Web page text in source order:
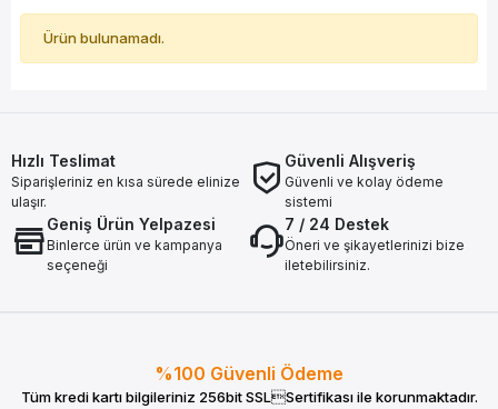
Ürün bulunamadı.
Hızlı Teslimat
Siparişleriniz en kısa sürede elinize
ulaşır.
Güvenli Alışveriş
Güvenli ve kolay ödeme
sistemi
Geniş Ürün Yelpazesi
Binlerce ürün ve kampanya
seçeneği
7 / 24 Destek
Öneri ve şikayetlerinizi bize
iletebilirsiniz.
%100 Güvenli Ödeme
Tüm kredi kartı bilgileriniz 256bit SSLSertifikası ile korunmaktadır.